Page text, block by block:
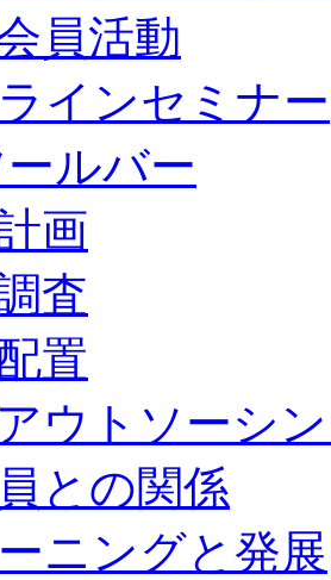
員活動
インセミナー
ルバー
画
査
置
ウトソーシ
との関係
ニングと発展